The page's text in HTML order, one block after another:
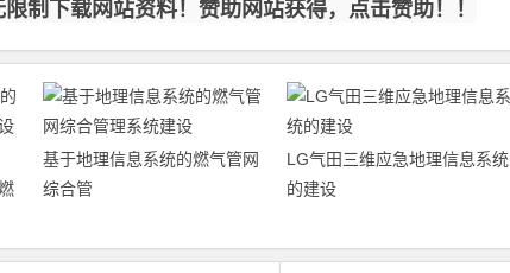
制下载网站资料！赞助网站获得，点击赞助！！
基于地理信息系统的燃气管网
综合管
LG气田三维应急地理信息系统
的建设